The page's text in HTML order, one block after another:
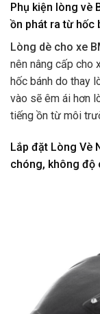
Phụ kiện lòng vè
ồn phát ra từ hốc
Lòng dè cho xe
nên nâng cấp cho
hốc bánh do thay
vào sẽ êm ái hơn
tiếng ồn từ môi
Lắp đặt Lòng Vè
chóng, không độ